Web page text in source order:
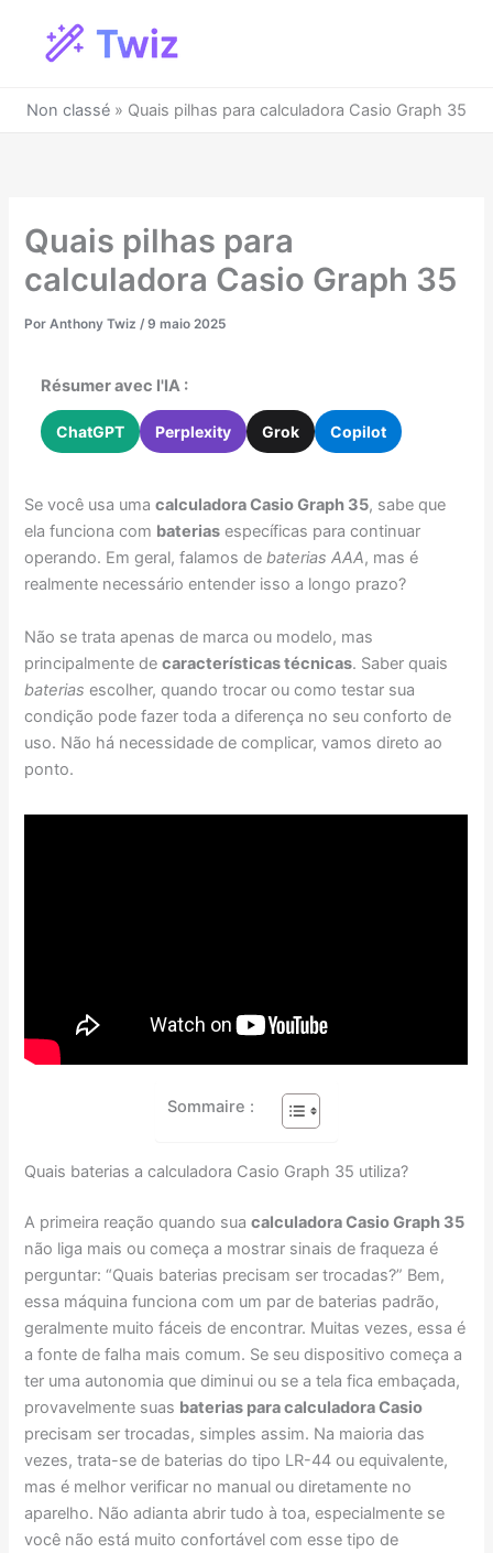
Non classé » Quais pilhas para calculadora Casio Graph 35
Quais pilhas para
calculadora Casio Graph 35
PorAnthony Twiz/9 maio 2025
Résumer avec l'IA :
ChatGPT Perplexity Grok Copilot
Se você usa umacalculadora Casio Graph 35, sabe que
ela funciona com baterias específicas para continuar
operando. Em geral, falamos debaterias AAA, mas é
realmente necessário entender isso a longo prazo?
Não se trata apenas de marca ou modelo, mas
principalmente decaracterísticas técnicas. Saber quais
baterias escolher, quando trocar ou como testar sua
condição pode fazer toda a diferença no seu conforto de
uso. Não há necessidade de complicar, vamos direto ao
ponto.
Sommaire :
Quais baterias a calculadora Casio Graph 35 utiliza?
A primeira reação quando suacalculadora Casio Graph 35
não liga mais ou começa a mostrar sinais de fraqueza é
perguntar: “Quais baterias precisam ser trocadas?” Bem,
essa máquina funciona com um par de baterias padrão,
geralmente muito fáceis de encontrar. Muitas vezes, essa é
a fonte de falha mais comum. Se seu dispositivo começa a
ter uma autonomia que diminui ou se a tela fica embaçada,
provavelmente suas baterias para calculadora Casio
precisam ser trocadas, simples assim. Na maioria das
vezes, trata-se de baterias do tipo LR-44 ou equivalente,
mas é melhor verificar no manual ou diretamente no
aparelho. Não adianta abrir tudo à toa, especialmente se
você não está muito confortável com esse tipo de